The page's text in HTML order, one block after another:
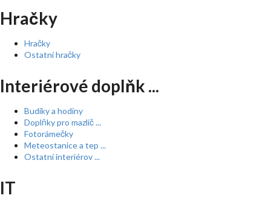
Hračky
Hračky
Ostatní hračky
Interiérové doplňk ...
Budíky a hodiny
Doplňky pro mazlíč ...
Fotorámečky
Meteostanice a tep ...
Ostatní interiérov ...
IT